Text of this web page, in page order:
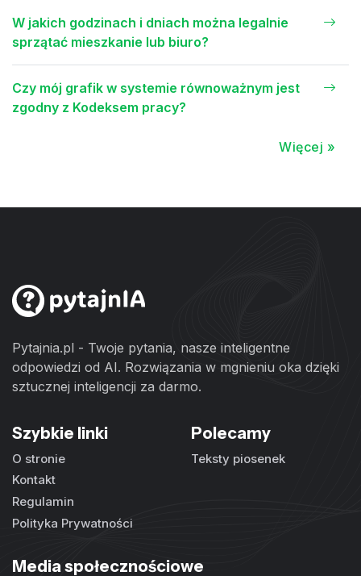
W jakich godzinach i dniach można legalnie
sprzątać mieszkanie lub biuro?
Czy mój grafik w systemie równoważnym jest
zgodny z Kodeksem pracy?
Więcej »
Pytajnia.pl - Twoje pytania, nasze inteligentne
odpowiedzi od AI. Rozwiązania w mgnieniu oka dzięki
sztucznej inteligencji za darmo.
Szybkie linki
O stronie
Kontakt
Regulamin
Polityka Prywatności
Polecamy
Teksty piosenek
Media społecznościowe